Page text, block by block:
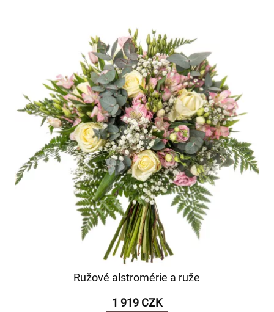
Ružové alstromérie a ruže
1 919 CZK